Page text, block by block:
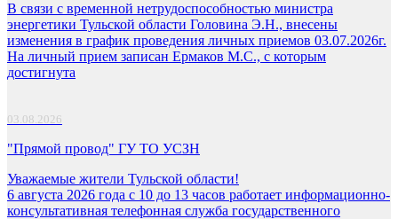
В связи с временной нетрудоспособностью министра
энергетики Тульской области Головина Э.Н., внесены
изменения в график проведения личных приемов 03.07.2026г.
На личный прием записан Ермаков М.С., с которым
достигнута
03.08.2026
"Прямой провод" ГУ ТО УСЗН
Уважаемые жители Тульской области!
6 августа 2026 года с 10 до 13 часов работает информационно-
консультативная телефонная служба государственного